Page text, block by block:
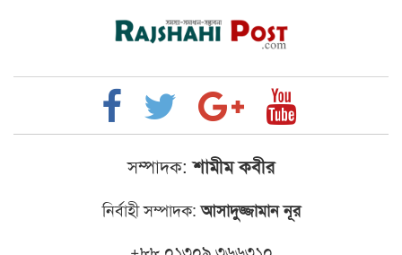
রাজশাইন একাডেমির ফল প্রকাশ ও পুরস্কার বিতরণ
রাজশাহী কলেজের শিক্ষার্থী শাখাওয়াত পেলেন স্টার
এক্সিলেন্স অ্যাওয়ার্ড
বিশ্ব নদী বিবস উপলক্ষে নদী সুরক্ষায় নাওযাত্রা
ইসলামের ইতিহাস ও সংস্কৃতি বিভাগের লাইট হাউজ ক্লাবের
সম্পাদক: শামীম কবীর
নির্বাহী সম্পাদক:আসাদুজ্জামান নূর